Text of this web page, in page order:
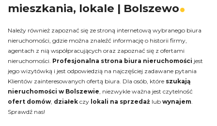
mieszkania, lokale | Bolszewo
Należy również zapoznać się ze stroną internetową wybranego biura
nieruchomości, gdzie można znaleźć informację o historii firmy,
agentach z nią współpracujących oraz zapoznać się z ofertami
nieruchomości. Profesjonalna strona biura nieruchomości jest
jego wizytówką i jest odpowiedzią na najczęściej zadawane pytania
Klientów zainteresowanych ofertą biura. Dla osób, które szukają
nieruchomości w Bolszewie, niezwykle ważna jest czytelność
ofert domów, działek czy lokali na sprzedaż lub wynajem.
Sprawdź nas!